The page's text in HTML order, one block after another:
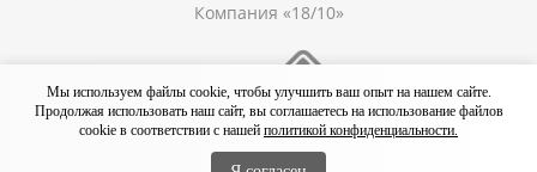
Компания «18/10»
Мы используем файлы cookie, чтобы улучшить ваш опыт на нашем сайте.
Продолжая использовать наш сайт, вы соглашаетесь на использование файлов
cookie в соответствии с нашей политикой конфиденциальности.